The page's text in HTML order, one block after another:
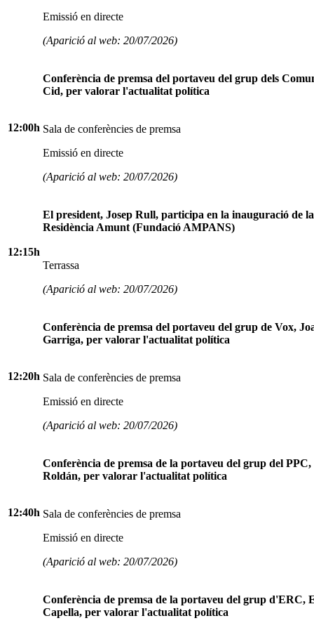
Emissió en directe
(Aparició al web: 20/07/2026)
12:00h
Conferència de premsa del portaveu del grup dels
Cid, per valorar l'actualitat política
Sala de conferències de premsa
Emissió en directe
(Aparició al web: 20/07/2026)
12:15h
El president, Josep Rull, participa en la inauguració de la
Residència Amunt (Fundació AMPANS)
Terrassa
(Aparició al web: 20/07/2026)
12:20h
Conferència de premsa del portaveu del grup de Vox,
Garriga, per valorar l'actualitat política
Sala de conferències de premsa
Emissió en directe
(Aparició al web: 20/07/2026)
12:40h
Conferència de premsa de la portaveu del grup del
Roldán, per valorar l'actualitat política
Sala de conferències de premsa
Emissió en directe
(Aparició al web: 20/07/2026)
Conferència de premsa de la portaveu del grup d'ERC,
Capella, per valorar l'actualitat política